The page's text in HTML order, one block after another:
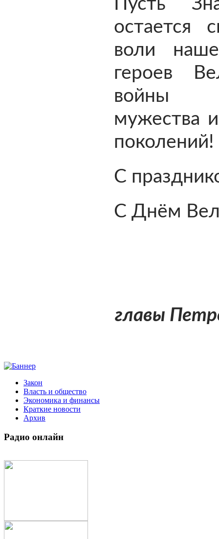
Пусть
остается
воли
героев
войны
мужества
поколений!
С
С Днём
главы
Закон
Власть и общество
Экономика и финансы
Краткие новости
Архив
Радио онлайн